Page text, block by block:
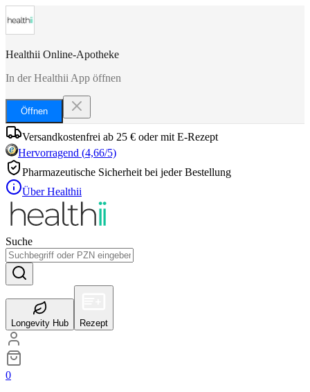
Healthii Online-Apotheke
In der Healthii App öffnen
Öffnen
Versandkostenfrei ab 25 € oder mit E-Rezept
Hervorragend (4,66/5)
Pharmazeutische Sicherheit bei jeder Bestellung
Über Healthii
Suche
Longevity Hub Rezept
0